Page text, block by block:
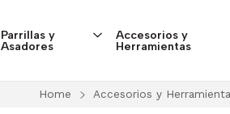
Parrillas y
Asadores
Accesorios y
Herramientas
Home Accesorios y